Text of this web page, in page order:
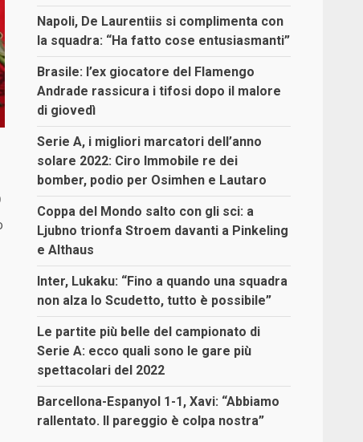
Napoli, De Laurentiis si complimenta con
la squadra: “Ha fatto cose entusiasmanti”
Brasile: l’ex giocatore del Flamengo
Andrade rassicura i tifosi dopo il malore
di giovedì
Serie A, i migliori marcatori dell’anno
solare 2022: Ciro Immobile re dei
bomber, podio per Osimhen e Lautaro
Coppa del Mondo salto con gli sci: a
Ljubno trionfa Stroem davanti a Pinkeling
e Althaus
Inter, Lukaku: “Fino a quando una squadra
non alza lo Scudetto, tutto è possibile”
Le partite più belle del campionato di
Serie A: ecco quali sono le gare più
spettacolari del 2022
Barcellona-Espanyol 1-1, Xavi: “Abbiamo
rallentato. Il pareggio è colpa nostra”